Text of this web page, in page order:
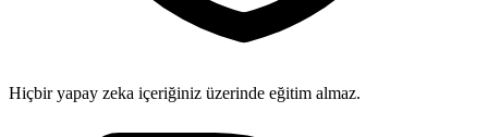
Hiçbir yapay zeka içeriğiniz üzerinde eğitim almaz.